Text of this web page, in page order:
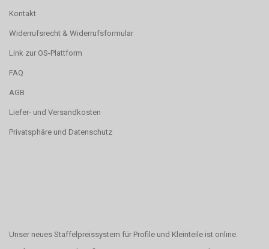
Kontakt
Widerrufsrecht & Widerrufsformular
Link zur OS-Plattform
FAQ
AGB
Liefer- und Versandkosten
Privatsphäre und Datenschutz
Unser neues Staffelpreissystem für Profile und Kleinteile ist online.